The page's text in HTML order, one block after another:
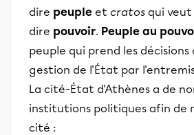
dire peuple et cratos qui veut
dire pouvoir. Peuple au
peuple qui prend les
gestion de l'État par
La cité-État d'Athènes a de
institutions politiques afin de
cité :